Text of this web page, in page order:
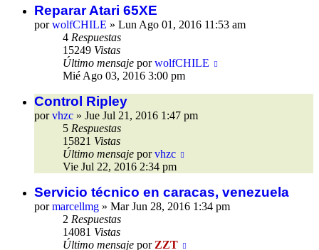
Reparar Atari 65XE
porwolfCHILE » Lun Ago 01, 2016 11:53 am
4 Respuestas
15249 Vistas
Último mensaje porwolfCHILE
Mié Ago 03, 2016 3:00 pm
Control Ripley
porvhzc » Jue Jul 21, 2016 1:47 pm
5 Respuestas
15821 Vistas
Último mensaje porvhzc
Vie Jul 22, 2016 2:34 pm
Servicio técnico en caracas, venezuela
pormarcellmg » Mar Jun 28, 2016 1:34 pm
2 Respuestas
14081 Vistas
Último mensaje por ZZT